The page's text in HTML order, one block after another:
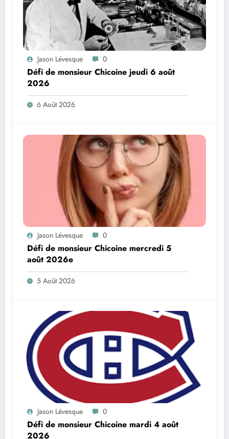
Jason Lévesque 0
Défi de monsieur Chicoine jeudi 6 août
2026
6 Août 2026
Jason Lévesque 0
Défi de monsieur Chicoine mercredi 5
août 2026e
5 Août 2026
Jason Lévesque 0
Défi de monsieur Chicoine mardi 4 août
2026